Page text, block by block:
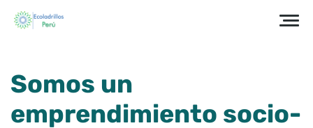
Somos un
emprendimiento socio-